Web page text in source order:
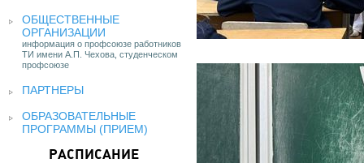
ОБЩЕСТВЕННЫЕ
ОРГАНИЗАЦИИ
информация о профсоюзе работников
ТИ имени А.П. Чехова, студенческом
профсоюзе
ПАРТНЕРЫ
ОБРАЗОВАТЕЛЬНЫЕ
ПРОГРАММЫ (ПРИЕМ)
РАСПИСАНИЕ